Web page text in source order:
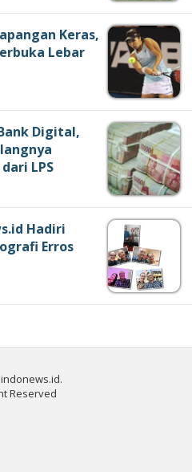
Keras,
Lebar
Digital,
LPS
Hadiri
Erros
Reserved